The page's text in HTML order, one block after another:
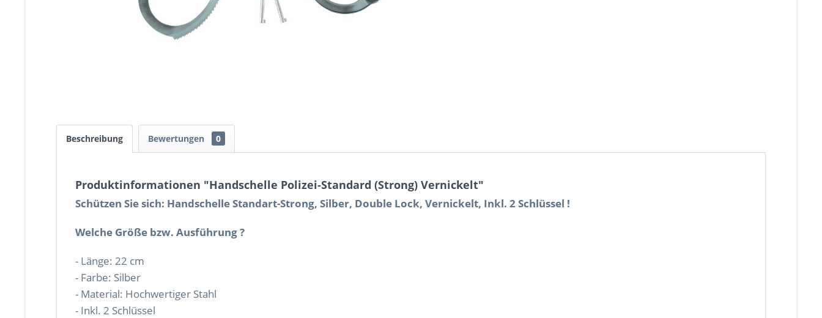
Beschreibung Bewertungen 0
Produktinformationen "Handschelle Polizei-Standard (Strong) Vernickelt"
Schützen Sie sich: Handschelle Standart-Strong, Silber, Double Lock, Vernickelt, Inkl. 2 Schlüssel !
Welche Größe bzw. Ausführung ?
- Länge: 22 cm
- Farbe: Silber
- Material: Hochwertiger Stahl
- Inkl. 2 Schlüssel